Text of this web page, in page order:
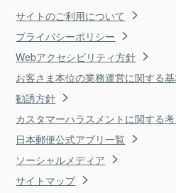
サイトのご利用について
プライバシーポリシー
Webアクセシビリティ方針
お客さま本位の業務運営に関する
勧誘方針
カスタマーハラスメントに関する
日本郵便公式アプリ一覧
ソーシャルメディア
サイトマップ